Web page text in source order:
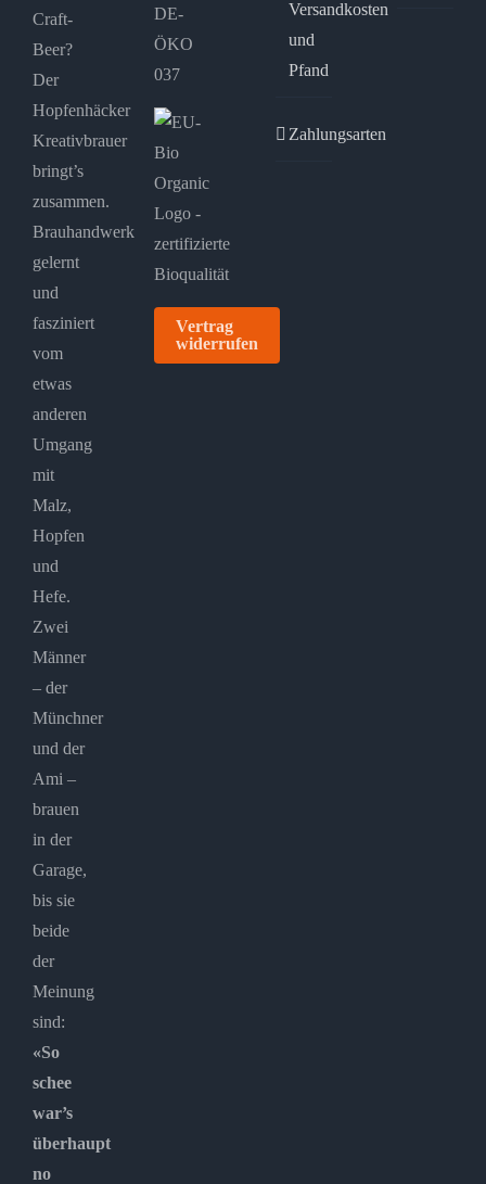
Craft-
Beer?
Der
Hopfenhäcker
Kreativbrauer
bringt’s
zusammen.
Brauhandwerk
gelernt
und
fasziniert
vom
etwas
anderen
Umgang
mit
Malz,
Hopfen
und
Hefe.
Zwei
Männer
– der
Münchner
und der
Ami –
brauen
in der
Garage,
bis sie
beide
der
Meinung
sind:
«So
schee
war’s
überhaupt
no
DE-
ÖKO
037
Vertrag
widerrufen
Versandkosten
und
Pfand
Zahlungsarten